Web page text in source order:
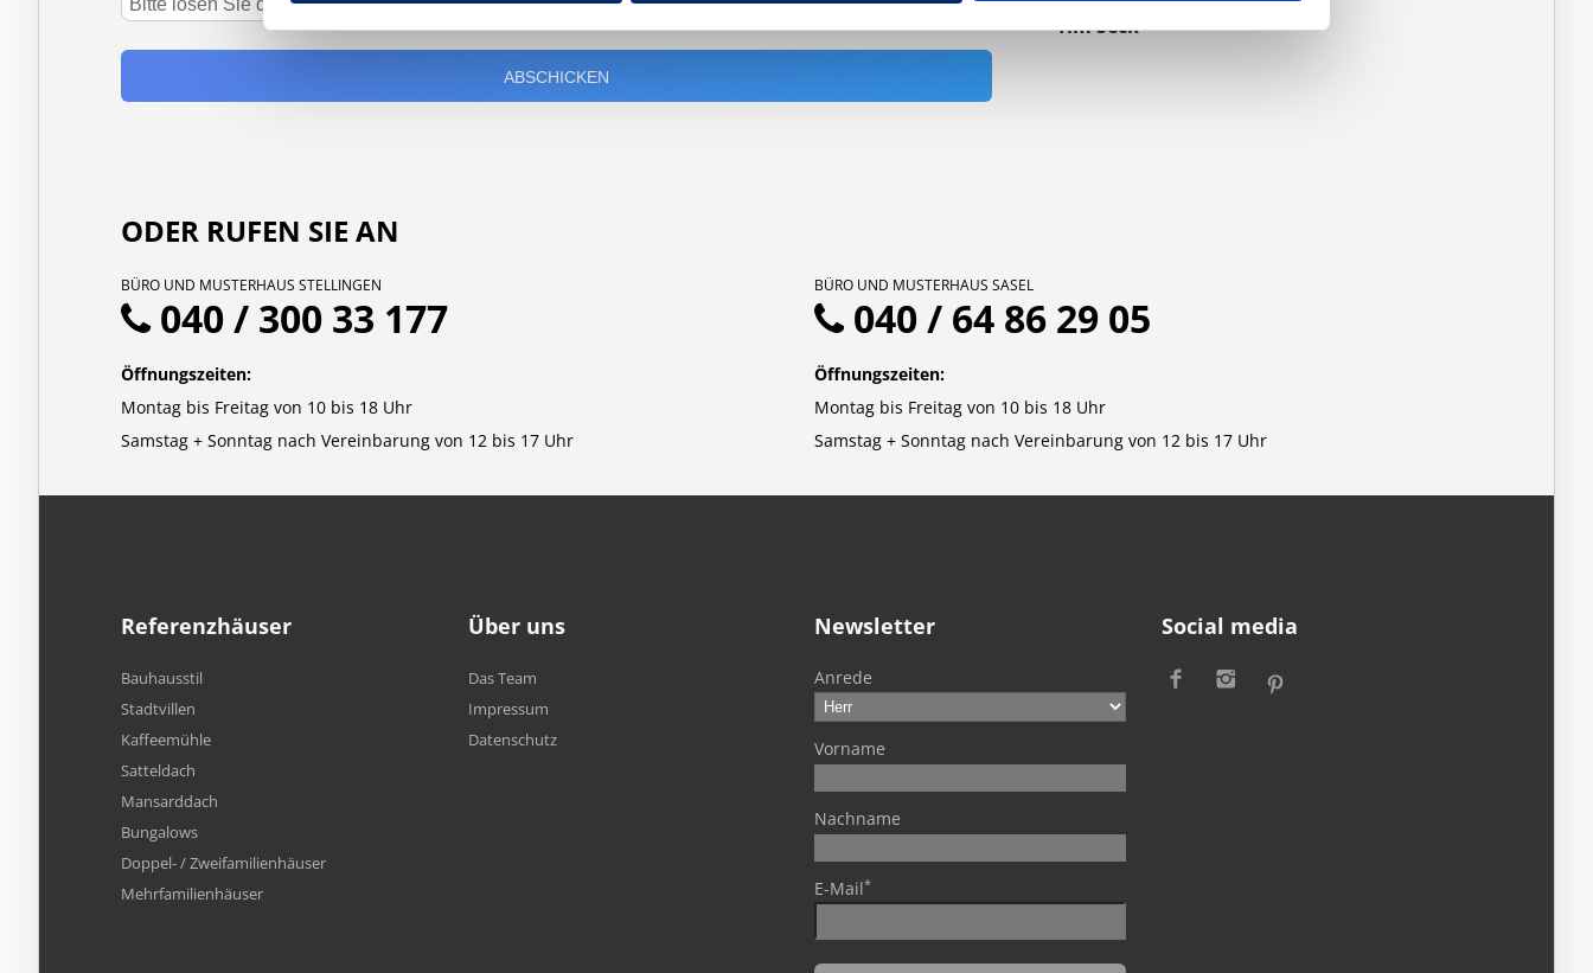
- Tim Seck
ODER RUFEN SIE AN
BÜRO UND MUSTERHAUS STELLINGEN
040 / 300 33 177
Öffnungszeiten:
Montag bis Freitag von 10 bis 18 Uhr
Samstag + Sonntag nach Vereinbarung von 12 bis 17 Uhr
BÜRO UND MUSTERHAUS SASEL
040 / 64 86 29 05
Öffnungszeiten:
Montag bis Freitag von 10 bis 18 Uhr
Samstag + Sonntag nach Vereinbarung von 12 bis 17 Uhr
Referenzhäuser
Bauhausstil
Stadtvillen
Kaffeemühle
Satteldach
Mansarddach
Bungalows
Doppel- / Zweifamilienhäuser
Mehrfamilien​häuser
Über uns
Das Team
Impressum
Datenschutz
Newsletter
Anrede
Vorname
Nachname
E-Mail*
Social media